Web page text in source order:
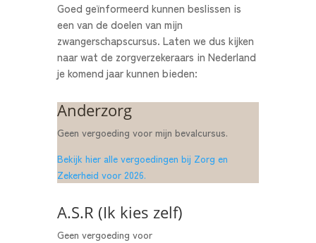
Goed geïnformeerd kunnen beslissen is
een van de doelen van mijn
zwangerschapscursus. Laten we dus kijken
naar wat de zorgverzekeraars in Nederland
je komend jaar kunnen bieden:
Anderzorg
Geen vergoeding voor mijn bevalcursus.
Bekijk hier alle vergoedingen bij Zorg en
Zekerheid voor 2026.
A.S.R (Ik kies zelf)
Geen vergoeding voor